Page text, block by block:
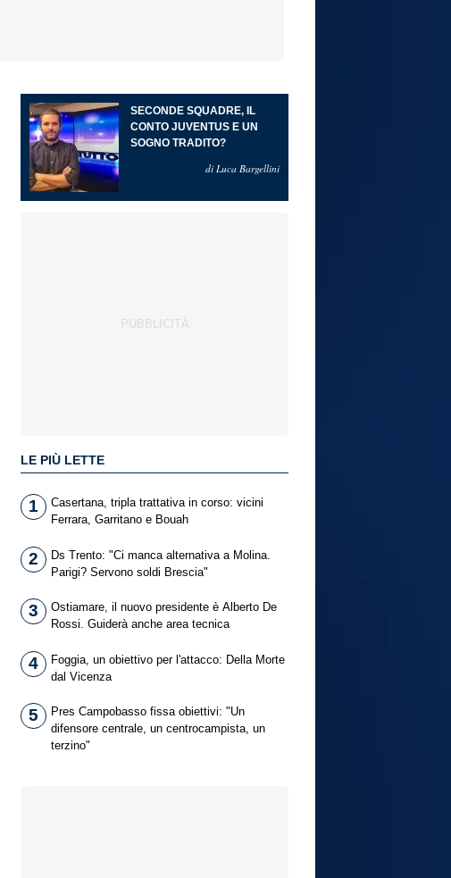
SECONDE SQUADRE, IL
CONTO JUVENTUS E UN
SOGNO TRADITO?
di Luca Bargellini
LE PIÙ LETTE
1
Casertana, tripla trattativa in corso: vicini
Ferrara, Garritano e Bouah
2
Ds Trento: "Ci manca alternativa a Molina.
Parigi? Servono soldi Brescia"
3
Ostiamare, il nuovo presidente è Alberto De
Rossi. Guiderà anche area tecnica
4
Foggia, un obiettivo per l'attacco: Della Morte
dal Vicenza
5
Pres Campobasso fissa obiettivi: "Un
difensore centrale, un centrocampista, un
terzino"